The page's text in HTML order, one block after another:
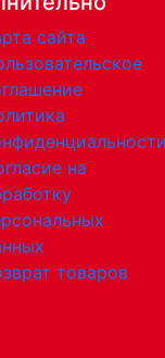
сайта
на
товаров